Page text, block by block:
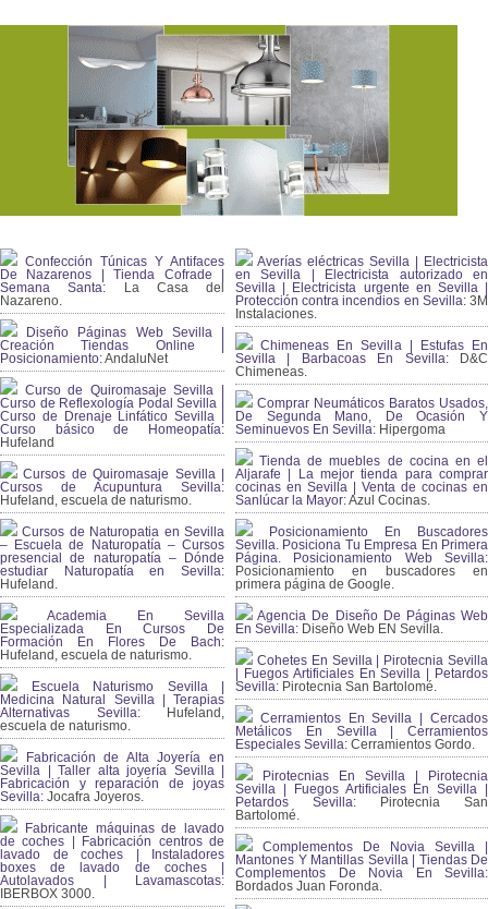
Confección Túnicas Y Antifaces
De Nazarenos | Tienda Cofrade |
Semana Santa: La Casa del
Nazareno.
Diseño Páginas Web Sevilla |
Creación Tiendas Online |
Posicionamiento:AndaluNet
Curso de Quiromasaje Sevilla |
Curso de Reflexología Podal Sevilla |
Curso de Drenaje Linfático Sevilla |
Curso básico de Homeopatía:
Hufeland
Cursos de Quiromasaje Sevilla |
Cursos de Acupuntura Sevilla:
Hufeland, escuela de naturismo.
Cursos de Naturopatia en Sevilla
– Escuela de Naturopatía – Cursos
presencial de naturopatía – Dónde
estudiar Naturopatía en Sevilla:
Hufeland.
Academia En Sevilla
Especializada En Cursos De
Formación En Flores De Bach:
Hufeland, escuela de naturismo.
Escuela Naturismo Sevilla |
Medicina Natural Sevilla | Terapias
Alternativas Sevilla: Hufeland,
escuela de naturismo.
Fabricación de Alta Joyería en
Sevilla | Taller alta joyería Sevilla |
Fabricación y reparación de joyas
Sevilla: Jocafra Joyeros.
Fabricante máquinas de lavado
de coches | Fabricación centros de
lavado de coches | Instaladores
boxes de lavado de coches |
Autolavados | Lavamascotas:
IBERBOX 3000.
Averías eléctricas Sevilla | Electricista
en Sevilla | Electricista autorizado en
Sevilla | Electricista urgente en Sevilla |
Protección contra incendios en Sevilla:3M
Instalaciones.
Chimeneas En Sevilla | Estufas En
Sevilla | Barbacoas En Sevilla:D&C
Chimeneas.
Comprar Neumáticos Baratos Usados,
De Segunda Mano, De Ocasión Y
Seminuevos En Sevilla: Hipergoma
Tienda de muebles de cocina en el
Aljarafe | La mejor tienda para comprar
cocinas en Sevilla | Venta de cocinas en
Sanlúcar la Mayor:Azul Cocinas.
Posicionamiento En Buscadores
Sevilla. Posiciona Tu Empresa En Primera
Página. Posicionamiento Web Sevilla:
Posicionamiento en buscadores en
primera página de Google.
Agencia De Diseño De Páginas Web
En Sevilla: Diseño Web EN Sevilla.
Cohetes En Sevilla | Pirotecnia Sevilla
| Fuegos Artificiales En Sevilla | Petardos
Sevilla: Pirotecnia San Bartolomé.
Cerramientos En Sevilla | Cercados
Metálicos En Sevilla | Cerramientos
Especiales Sevilla: Cerramientos Gordo.
Pirotecnias En Sevilla | Pirotecnia
Sevilla | Fuegos Artificiales En Sevilla |
Petardos Sevilla: Pirotecnia San
Bartolomé.
Complementos De Novia Sevilla |
Mantones Y Mantillas Sevilla | Tiendas De
Complementos De Novia En Sevilla:
Bordados Juan Foronda.